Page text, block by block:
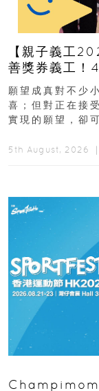
【親子義工
善獎券義工！
新界
願望成真對不少
喜；但對正在接
實現的願望，卻
5th August, 2026 ｜
Champimom